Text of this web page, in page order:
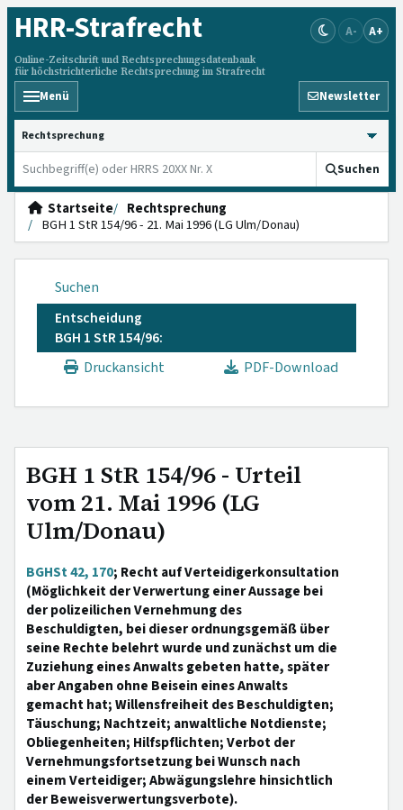
HRR-Strafrecht
Online-Zeitschrift und Rechtsprechungsdatenbank
für höchstrichterliche Rechtsprechung im Strafrecht
A- A+
Menü Newsletter
HRRS durchsuchen
Suchen
Startseite
Rechtsprechung
BGH 1 StR 154/96 - 21. Mai 1996 (LG Ulm/Donau)
Suchen
Entscheidung
BGH 1 StR 154/96:
Druckansicht
PDF-Download
BGH 1 StR 154/96 - Urteil
vom 21. Mai 1996 (LG
Ulm/Donau)
BGHSt 42, 170; Recht auf Verteidigerkonsultation
(Möglichkeit der Verwertung einer Aussage bei
der polizeilichen Vernehmung des
Beschuldigten, bei dieser ordnungsgemäß über
seine Rechte belehrt wurde und zunächst um die
Zuziehung eines Anwalts gebeten hatte, später
aber Angaben ohne Beisein eines Anwalts
gemacht hat; Willensfreiheit des Beschuldigten;
Täuschung; Nachtzeit; anwaltliche Notdienste;
Obliegenheiten; Hilfspflichten; Verbot der
Vernehmungsfortsetzung bei Wunsch nach
einem Verteidiger; Abwägungslehre hinsichtlich
der Beweisverwertungsverbote).